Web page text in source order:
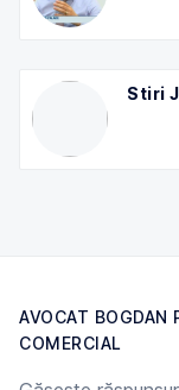
Stiri
AVOCAT BOGDAN
COMERCIAL